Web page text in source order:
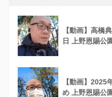
【動画】高橋
日 上野恩賜公
【動画】2025
め 上野恩賜公